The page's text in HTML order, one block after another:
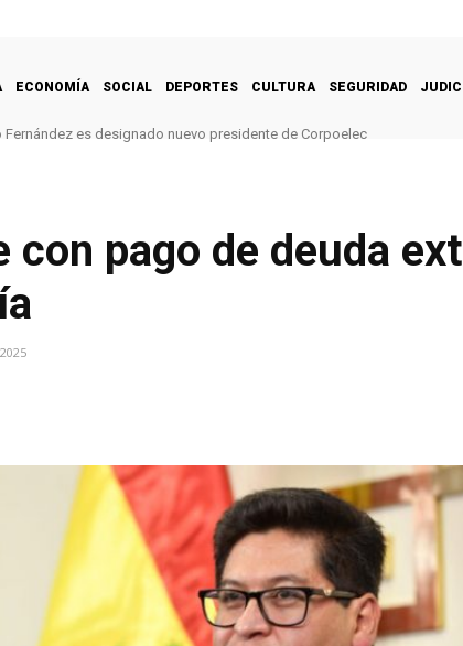
ECONOMÍA SOCIAL DEPORTES CULTURA SEGURIDAD
es designado nuevo presidente de Corpoelec
con pago de deuda